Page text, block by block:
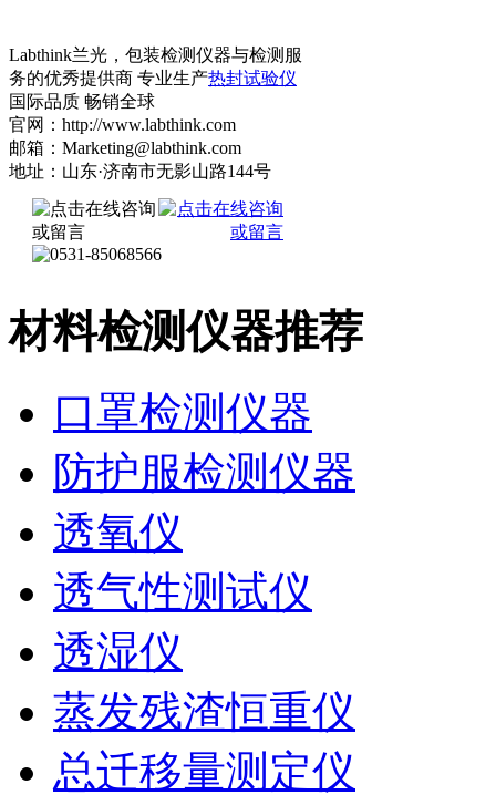
Labthink兰光，包装检测仪器与检测服
务的优秀提供商 专业生产热封试验仪
国际品质 畅销全球
官网：http://www.labthink.com
邮箱：Marketing@labthink.com
地址：山东·济南市无影山路144号
材料检测仪器推荐
口罩检测仪器
防护服检测仪器
透氧仪
透气性测试仪
透湿仪
蒸发残渣恒重仪
总迁移量测定仪